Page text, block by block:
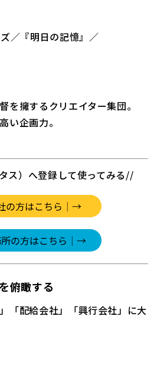
／『明日の記憶』／
を擁するクリエイター集団。
い企画力。
ス）へ登録して使ってみる//
俯瞰する
「配給会社」「興行会社」に大